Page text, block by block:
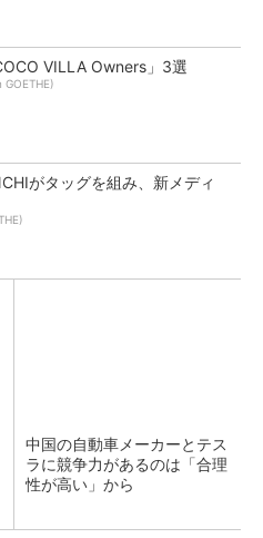
VILLA Owners」3選
GOETHE)
がタッグを組み、新メディ
中国の自動車メーカーとテス
ラに競争力があるのは「合理
性が高い」から